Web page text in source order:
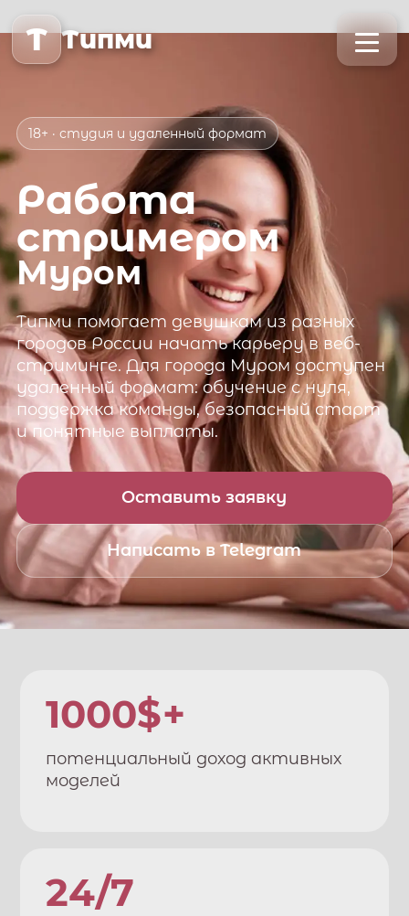
T Типми
18+ · студия и удаленный формат
Работа
стримером
Муром
Типмипомогает девушкам из разных
городов России начать карьеру в веб-
стриминге. Для города Муромдоступен
удаленный формат: обучение с нуля,
поддержка команды, безопасный старт
и понятные выплаты.
Оставить заявку
Написать в Telegram
1000$+
потенциальный доход активных
моделей
24/7